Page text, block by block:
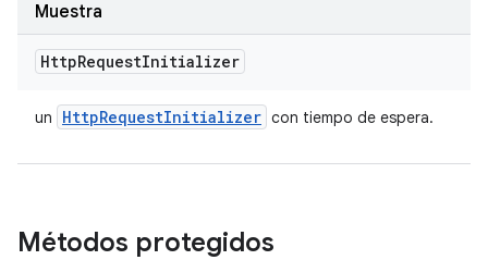
Muestra
HttpRequestInitializer
un HttpRequestInitializer con tiempo de espera.
Métodos protegidos